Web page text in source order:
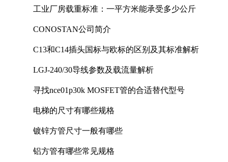
工业厂房载重标准：一平方米能承受多少公斤
CONOSTAN公司简介
C13和C14插头国标与欧标的区别及其标准解析
LGJ-240/30导线参数及载流量解析
寻找nce01p30k MOSFET管的合适替代型号
电梯的尺寸有哪些规格
镀锌方管尺寸一般有哪些
铝方管有哪些常见规格